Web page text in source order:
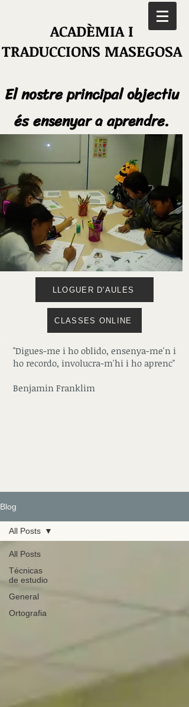
ACADÈMIA I
TRADUCCIONS MASEGOSA
El nostre principal objectiu
és ensenyar a aprendre.
LLOGUER D'AULES
CLASSES ONLINE
"Digues-me i ho oblido, ensenya-me'n i
ho recordo, involucra-m'hi i ho aprenc"
Benjamin Franklim
Blog
All Posts
Técnicas
de estudio
General
Ortografia
All Posts